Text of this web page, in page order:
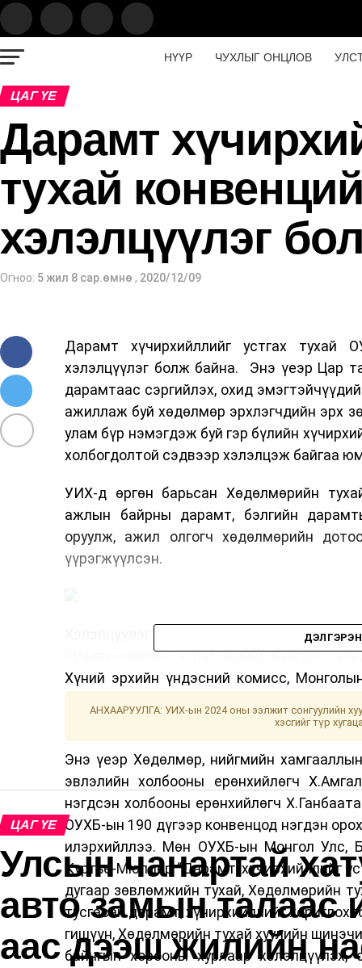
НҮҮР ЧУХЛЫГ ОНЦЛОВ
ЦАГ ҮЕ
Дарамт
тухай
хэлэлцүүлэг
Огноо: 5 жил 8 сар.өмнө , 2020/12/09
Дарамт хүчирхийллийг устгах тухай
хэлэлцүүлэг болж байна. Энэ үеэр Цар
дарамтаас сэргийлэх, охид
ажиллаж буй хөдөлмөр эрхлэгчдийн эрх
улам бүр нэмэгдэж буй гэр бүлийн
холбогдолтой сэдвээр хэлэлцэж байгаа
УИХ-д өргөн барьсан Хөдөлмөрийн
ажлын байрны дарамт, бэлгийн
оруулж, ажил олгогч хөдөлмөрийн
үүрэгжүүлсэн.
Хэлэлцүүлэгт Улсын Их хурлын
Хүчирхийллийн эсрэг лобби бүлгийн
Хүний эрхийн үндэсний комисс,
сан зэрэг байгууллагын төлөөлөгчид
Энэ үеэр Хөдөлмөр, нийгмийн
эвлэлийн холбооны ерөнхийлөгч
нэгдсэн холбооны ерөнхийлөгч
ОУХБ-ын 190 дүгээр конвенцод нэгдэн
илэрхийллээ. Мөн ОУХБ-ын Монгол Улс,
Куртье-Мюлдер “Дарамт, хүчирхийллийг
дугаар зөвлөмжийн тухай, Хөдөлмөрийн
тусгасан дарамт, хүчирхийллийг
гишүүн, Хөдөлмөрийн тухай хуулийн
байнгын хорооны хурлаар
АНХААРУУЛГА: УИХ-ын 2024 оны ээлжит сонгуулийн
хэсгийг түр
ЦАГ ҮЕ
Улсын чанартай
авто замын талаас
аас дээш жилийн